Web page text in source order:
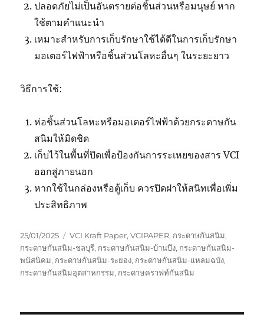
ปลอดภัยไม่เป็นอันตรายต่อชิ้นส่วนหรือมนุษย์ หาก
ใช้ตามคำแนะนำ
เหมาะสำหรับการเก็บรักษาใช้ได้ดีในการเก็บรักษา
มอเตอร์ไฟฟ้าหรือชิ้นส่วนโลหะอื่นๆ ในระยะยาว
วิธีการใช้:
ห่อชิ้นส่วนโลหะหรือมอเตอร์ไฟฟ้าด้วยกระดาษกัน
สนิมให้มิดชิด
เก็บไว้ในพื้นที่ปิดเพื่อป้องกันการระเหยของสาร VCI
ออกสู่ภายนอก
หากใช้ในกล่องหรือตู้เก็บ ควรปิดฝาให้สนิทเพื่อเพิ่ม
ประสิทธิภาพ
Posted
on
25/01/2025 Tags
VCI Kraft Paper,VCIPAPER, กระดาษกันสนิม,
กระดาษกันสนิม-ชลบุรี, กระดาษกันสนิม-บ้านบึง, กระดาษกันสนิม-
พนัสนิคม, กระดาษกันสนิม-ระยอง, กระดาษกันสนิม-แหลมฉบัง,
กระดาษกันสนิมอุตสาหกรรม, กระดาษคราฟท์กันสนิม